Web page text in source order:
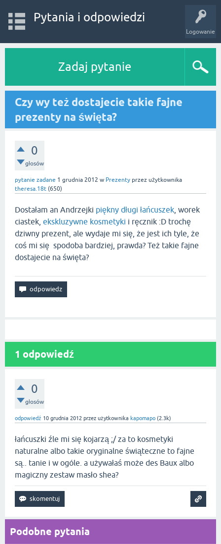
Logowanie
Pytania i odpowiedzi
Zadaj pytanie
Czy wy też dostajecie takie fajne
prezenty na święta?
0
głosów
pytanie zadane 1 grudnia 2012 w Prezenty przez użytkownika
theresa.18t (650)
Dostałam an Andrzejki piękny długi łańcuszek , worek
ciastek, ekskluzywne kosmetyki i ręcznik :D trochę
dziwny prezent, ale wydaje mi się, że jest ich tyle, że
coś mi się spodoba bardziej, prawda? Też takie fajne
dostajecie na święta?
1 odpowiedź
0
głosów
odpowiedź 10 grudnia 2012 przez użytkownika kapomapo (2.3k)
łańcuszki źle mi się kojarzą ;/ za to kosmetyki
naturalne albo takie oryginalne świąteczne to fajne
są.. tanie i w ogóle. a używałaś może des Baux albo
magiczny zestaw masło shea?
Podobne pytania